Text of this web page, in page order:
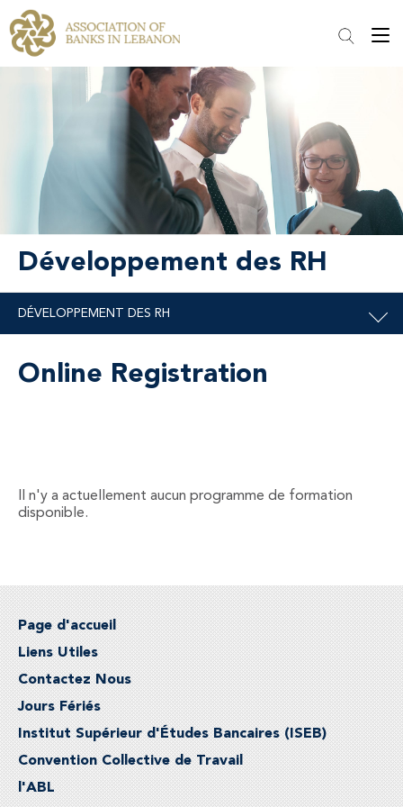
Développement des RH
Online Registration
Il n'y a actuellement aucun programme de formation
disponible.
Page d'accueil
Liens Utiles
Contactez Nous
Jours Fériés
Institut Supérieur d'Études Bancaires (ISEB)
Convention Collective de Travail
l'ABL